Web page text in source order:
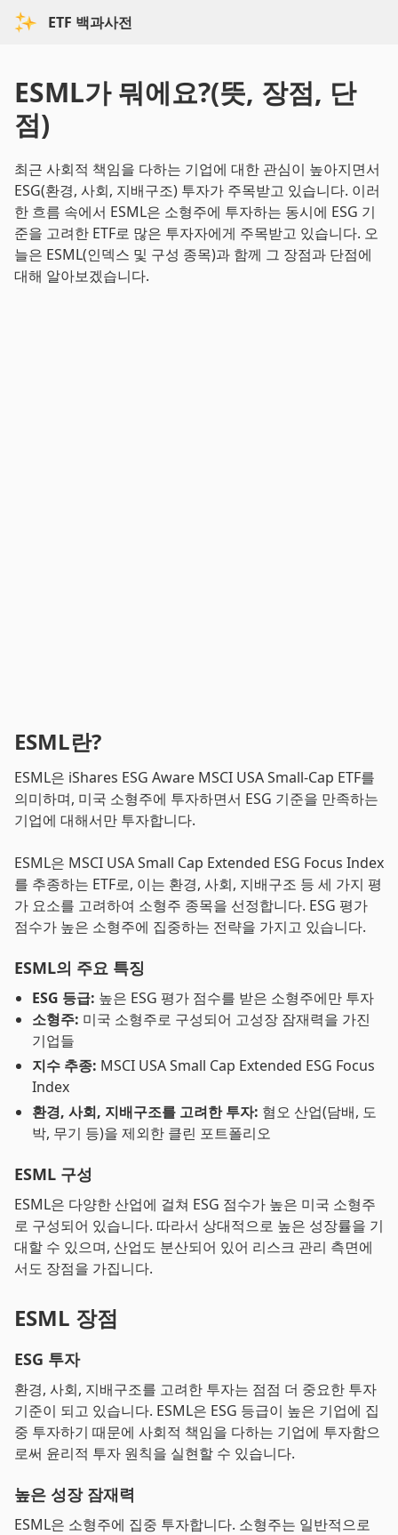
ETF 백과사전
ESML가 뭐에요?(뜻, 장점, 단
점)
최근 사회적 책임을 다하는 기업에 대한 관심이 높아지면서
ESG(환경, 사회, 지배구조) 투자가 주목받고 있습니다. 이러
한 흐름 속에서 ESML은 소형주에 투자하는 동시에 ESG 기
준을 고려한 ETF로 많은 투자자에게 주목받고 있습니다. 오
늘은 ESML(인덱스 및 구성 종목)과 함께 그 장점과 단점에
대해 알아보겠습니다.
ESML란?
ESML은 iShares ESG Aware MSCI USA Small-Cap ETF를
의미하며, 미국 소형주에 투자하면서 ESG 기준을 만족하는
기업에 대해서만 투자합니다.
ESML은 MSCI USA Small Cap Extended ESG Focus Index
를 추종하는 ETF로, 이는 환경, 사회, 지배구조 등 세 가지 평
가 요소를 고려하여 소형주 종목을 선정합니다. ESG 평가
점수가 높은 소형주에 집중하는 전략을 가지고 있습니다.
ESML의 주요 특징
ESG 등급: 높은 ESG 평가 점수를 받은 소형주에만 투자
소형주: 미국 소형주로 구성되어 고성장 잠재력을 가진
기업들
지수 추종: MSCI USA Small Cap Extended ESG Focus
Index
환경, 사회, 지배구조를 고려한 투자: 혐오 산업(담배, 도
박, 무기 등)을 제외한 클린 포트폴리오
ESML 구성
ESML은 다양한 산업에 걸쳐 ESG 점수가 높은 미국 소형주
로 구성되어 있습니다. 따라서 상대적으로 높은 성장률을 기
대할 수 있으며, 산업도 분산되어 있어 리스크 관리 측면에
서도 장점을 가집니다.
ESML 장점
ESG 투자
환경, 사회, 지배구조를 고려한 투자는 점점 더 중요한 투자
기준이 되고 있습니다. ESML은 ESG 등급이 높은 기업에 집
중 투자하기 때문에 사회적 책임을 다하는 기업에 투자함으
로써 윤리적 투자 원칙을 실현할 수 있습니다.
높은 성장 잠재력
ESML은 소형주에 집중 투자합니다. 소형주는 일반적으로